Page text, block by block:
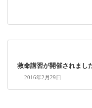
救命講習が開催されまし
2016年2月29日